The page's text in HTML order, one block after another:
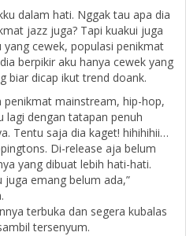
dalam hati. Nggak tau apa dia
jazz juga? Tapi kuakui juga
cewek, populasi penikmat
berpikir aku hanya cewek yang
biar dicap ikut trend doank.
penikmat mainstream, hip-hop,
lagi dengan tatapan penuh
Tentu saja dia kaget! hihihihii…
Di-release aja belum
yang dibuat lebih hati-hati.
juga emang belum ada,”
terbuka dan segera kubalas
tersenyum.